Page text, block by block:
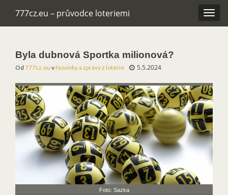
777cz.eu – průvodce loteriemi
Byla dubnová Sportka milionová?
Od 777cz.eu vNovinky a zprávy z loterie 5.5.2024
Foto: Sazka